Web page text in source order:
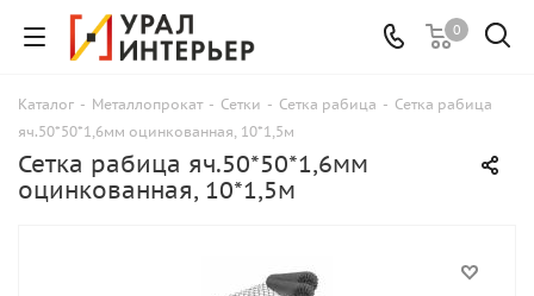
0
Каталог - Металлопрокат - Сетки - Сетка рабица - Сетка рабица
яч.50*50*1,6мм оцинкованная, 10*1,5м
Сетка рабица яч.50*50*1,6мм
оцинкованная, 10*1,5м